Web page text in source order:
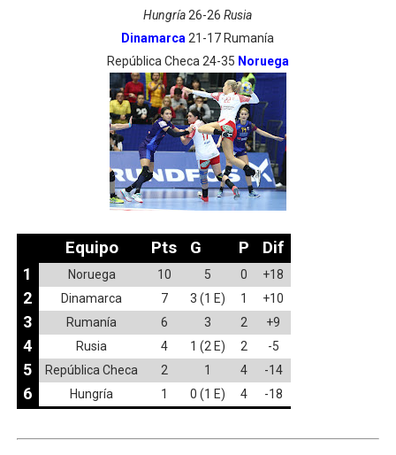
Hungría 26-26Rusia
Dinamarca 21-17 Rumanía
República Checa 24-35 Noruega
Equipo Pts G P Dif
1 Noruega 10 5 0 +18
2 Dinamarca 7 3 (1 E) 1 +10
3 Rumanía 6 3 2 +9
4 Rusia 4 1 (2 E) 2 -5
5 República Checa 2 1 4 -14
6 Hungría 1 0 (1 E) 4 -18